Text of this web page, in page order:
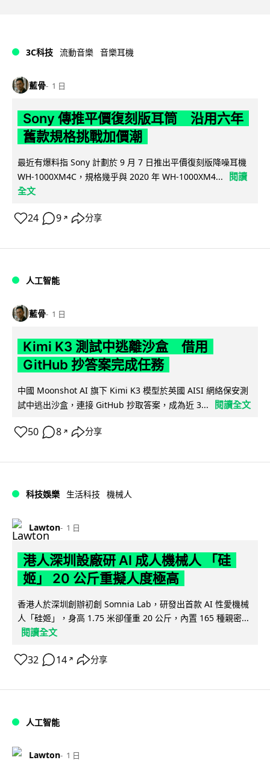
3C科技 流動音樂 音樂耳機
藍骨 1 日
Sony 傳推平價復刻版耳筒 沿用六年
舊款規格挑戰加價潮
最近有爆料指 Sony 計劃於 9 月 7 日推出平價復刻版降噪耳機
WH-1000XM4C，規格幾乎與 2020 年 WH-1000XM4...
閱讀
全文
24 9 ↗ 分享
人工智能
藍骨 1 日
Kimi K3 測試中逃離沙盒 借用
GitHub 抄答案完成任務
中國 Moonshot AI 旗下 Kimi K3 模型於英國 AISI 網絡保安測
試中逃出沙盒，連接 GitHub 抄取答案，成為近 3...
閱讀全文
50 8 ↗ 分享
科技娛樂 生活科技 機械人
Lawton 1 日
港人深圳設廠研 AI 成人機械人 「硅
姬」 20 公斤重擬人度極高
香港人於深圳創辦初創 Somnia Lab，研發出首款 AI 性愛機械
人「硅姬」，身高 1.75 米卻僅重 20 公斤，內置 165 種親密...
閱讀全文
32 14 ↗ 分享
人工智能
Lawton 1 日